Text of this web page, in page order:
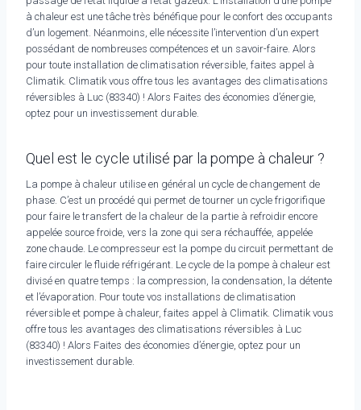
à chaleur est une tâche très bénéfique pour le confort des occupants
d’un logement. Néanmoins, elle nécessite l’intervention d’un expert
possédant de nombreuses compétences et un savoir-faire. Alors
pour toute installation de climatisation réversible, faites appel à
Climatik. Climatik vous offre tous les avantages des climatisations
réversibles à Luc (83340) ! Alors Faites des économies d’énergie,
optez pour un investissement durable.
Quel est le cycle utilisé par la pompe à chaleur ?
La pompe à chaleur utilise en général un cycle de changement de
phase. C’est un procédé qui permet de tourner un cycle frigorifique
pour faire le transfert de la chaleur de la partie à refroidir encore
appelée source froide, vers la zone qui sera réchauffée, appelée
zone chaude. Le compresseur est la pompe du circuit permettant de
faire circuler le fluide réfrigérant. Le cycle de la pompe à chaleur est
divisé en quatre temps : la compression, la condensation, la détente
et l’évaporation. Pour toute vos installations de climatisation
réversible et pompe à chaleur, faites appel à Climatik. Climatik vous
offre tous les avantages des climatisations réversibles à Luc
(83340) ! Alors Faites des économies d’énergie, optez pour un
investissement durable.